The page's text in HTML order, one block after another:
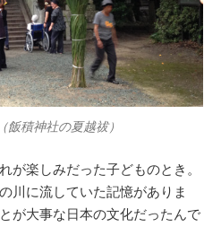
飯積神社の夏越祓）
が楽しみだった子どものとき。
川に流していた記憶がありま
が大事な日本の文化だったんで